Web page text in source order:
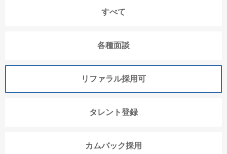
すべて
各種面談
リファラル採用可
タレント登録
カムバック採用